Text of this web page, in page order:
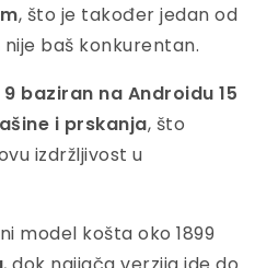
, što je također jedan od
baš konkurentan.
9 baziran na Androidu 15
i prskanja, što
izdržljivost u
model košta oko 1899